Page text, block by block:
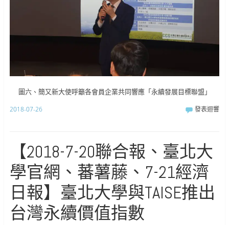
圖六、簡又新大使呼籲各會員企業共同響應「永續發展目標聯盟」
2018-07-26 發表迴響
【2018-7-20聯合報、臺北大
學官網、蕃薯藤、7-21經濟
日報】臺北大學與TAISE推出
台灣永續價值指數